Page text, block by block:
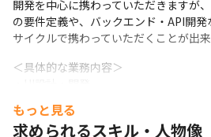
開発を中心に携わっていただきますが
の要件定義や、バックエンド・API開
サイクルで携わっていただくことが出来
＜具体的な業務内容＞
コンポーネント開発を進めております。
もっと見る
求められるスキル・人物像